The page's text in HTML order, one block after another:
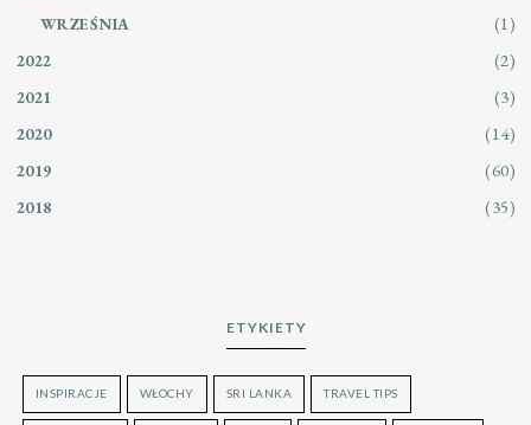
WRZEŚNIA (1)
2022 (2)
2021 (3)
2020 (14)
2019 (60)
2018 (35)
ETYKIETY
INSPIRACJE WŁOCHY SRI LANKA TRAVEL TIPS